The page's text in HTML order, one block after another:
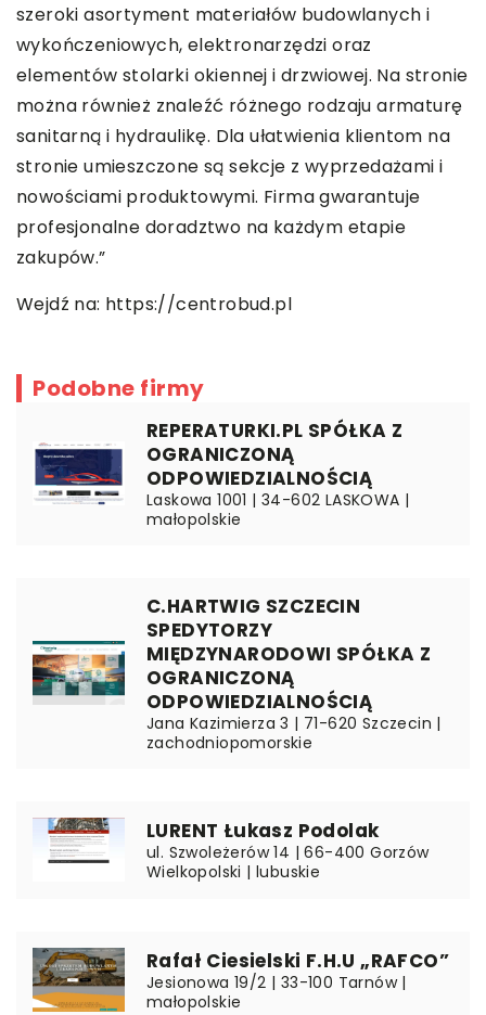
szeroki asortyment materiałów budowlanych i
wykończeniowych, elektronarzędzi oraz
elementów stolarki okiennej i drzwiowej. Na stronie
można również znaleźć różnego rodzaju armaturę
sanitarną i hydraulikę. Dla ułatwienia klientom na
stronie umieszczone są sekcje z wyprzedażami i
nowościami produktowymi. Firma gwarantuje
profesjonalne doradztwo na każdym etapie
zakupów.”
Wejdź na: https://centrobud.pl
Podobne firmy
REPERATURKI.PL SPÓŁKA Z
OGRANICZONĄ
ODPOWIEDZIALNOŚCIĄ
Laskowa 1001 | 34-602 LASKOWA |
małopolskie
C.HARTWIG SZCZECIN
SPEDYTORZY
MIĘDZYNARODOWI SPÓŁKA Z
OGRANICZONĄ
ODPOWIEDZIALNOŚCIĄ
Jana Kazimierza 3 | 71-620 Szczecin |
zachodniopomorskie
LURENT Łukasz Podolak
ul. Szwoleżerów 14 | 66-400 Gorzów
Wielkopolski | lubuskie
Rafał Ciesielski F.H.U „RAFCO”
Jesionowa 19/2 | 33-100 Tarnów |
małopolskie